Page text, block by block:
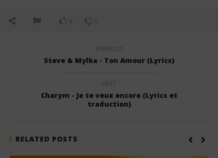
8 0
PREVIOUS
Steve & Mylka - Ton Amour (Lyrics)
NEXT
Charym - Je te veux encore (Lyrics et
traduction)
RELATED POSTS